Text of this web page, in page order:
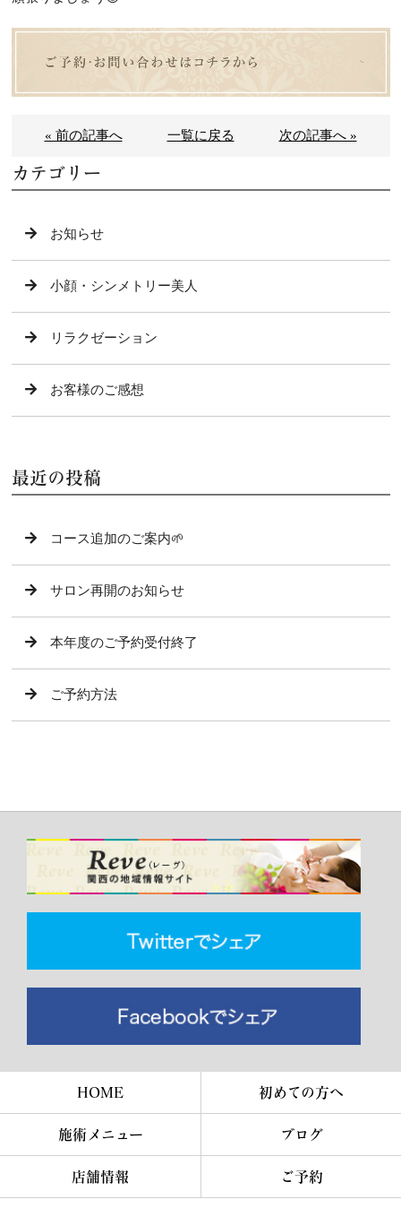
« 前の記事へ 一覧に戻る 次の記事へ »
カテゴリー
お知らせ
小顔・シンメトリー美人
リラクゼーション
お客様のご感想
最近の投稿
コース追加のご案内🌱
サロン再開のお知らせ
本年度のご予約受付終了
ご予約方法
HOME 初めての方へ
施術メニュー ブログ
店舗情報 ご予約